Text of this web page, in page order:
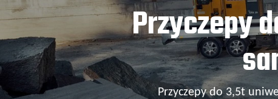
Przyczepy
Przyczepy do 3,5t